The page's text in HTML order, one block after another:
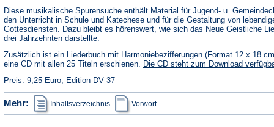
Diese musikalische Spurensuche enthält Material für Jugend- u.
den Unterricht in Schule und Katechese und für die Gestaltung von
Gottesdiensten. Dazu bleibt es hörenswert, wie sich das Neue Geistliche
drei Jahrzehnten darstellte.
Zusätzlich ist ein Liederbuch mit Harmoniebezifferungen (Format 12 x 18
eine CD mit allen 25 Titeln erschienen. Die CD steht zum Download
Preis: 9,25 Euro, Edition DV 37
Mehr: Inhaltsverzeichnis
(Öffnet
in
einem
Vorwortin
einem